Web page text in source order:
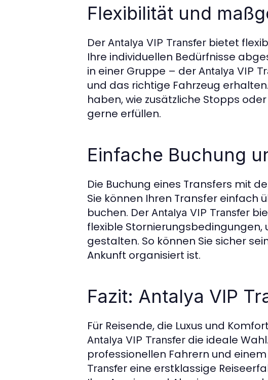
Flexibilität und
Der Antalya VIP Transfer bietet
Ihre individuellen Bedürfnisse
in einer Gruppe – der Antalya VIP
und das richtige Fahrzeug
haben, wie zusätzliche Stopps
gerne erfüllen.
Einfache Buchung
Die Buchung eines Transfers mit
Sie können Ihren Transfer einfach
buchen. Der Antalya VIP Transfer
flexible Stornierungsbedingungen,
gestalten. So können Sie sicher
Ankunft organisiert ist.
Fazit: Antalya VIP
Für Reisende, die Luxus und
Antalya VIP Transfer die ideale
professionellen Fahrern und
Transfer eine erstklassige